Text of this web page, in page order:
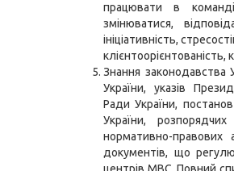
працювати в
змінюватися,
ініціативність,
клієнтоорієнтованість,
Знання законодавства
України, указів
Ради України,
України,
нормативно-правових
документів, що